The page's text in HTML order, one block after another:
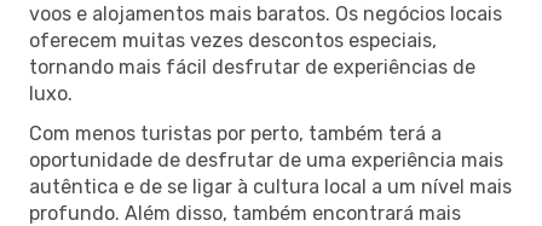
voos e alojamentos mais baratos. Os negócios locais
oferecem muitas vezes descontos especiais,
tornando mais fácil desfrutar de experiências de
luxo.
Com menos turistas por perto, também terá a
oportunidade de desfrutar de uma experiência mais
autêntica e de se ligar à cultura local a um nível mais
profundo. Além disso, também encontrará mais